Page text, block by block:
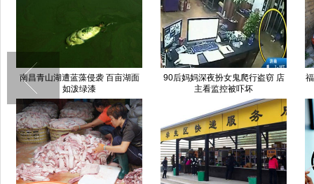
南昌青山湖遭蓝藻侵袭 百亩湖面
如泼绿漆
90后妈妈深夜扮女鬼爬行盗窃 店
主看监控被吓坏